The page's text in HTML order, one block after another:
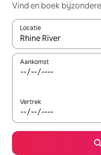
Vind en boek
Locatie
Wanneer er suggesties
Aankomst
Vertrek